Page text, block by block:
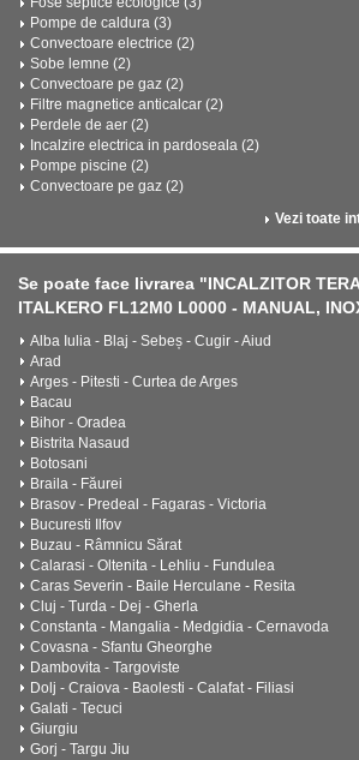
Pompe de caldura (3)
Convectoare electrice (2)
Sobe lemne (2)
Convectoare pe gaz (2)
Filtre magnetice anticalcar (2)
Perdele de aer (2)
Incalzire electrica in pardoseala (2)
Pompe piscine (2)
Convectoare pe gaz (2)
Vezi toate
Se poate face livrarea "INCALZITOR
ITALKERO FL12M0 L0000 - MANUAL,
Alba Iulia - Blaj - Sebeș - Cugir - Aiud
Arad
Arges - Pitesti - Curtea de Arges
Bacau
Bihor - Oradea
Bistrita Nasaud
Botosani
Braila - Făurei
Brasov - Predeal - Fagaras - Victoria
Bucuresti Ilfov
Buzau - Râmnicu Sărat
Calarasi - Oltenita - Lehliu - Fundulea
Caras Severin - Baile Herculane - Resita
Cluj - Turda - Dej - Gherla
Constanta - Mangalia - Medgidia - Cernavoda
Covasna - Sfantu Gheorghe
Dambovita - Targoviste
Dolj - Craiova - Baolesti - Calafat - Filiasi
Galati - Tecuci
Giurgiu
Gorj - Targu Jiu